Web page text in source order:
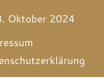
Oktober 2024